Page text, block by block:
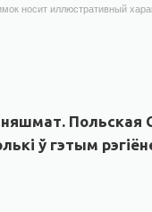
носит иллюстративный
Польская
ў гэтым